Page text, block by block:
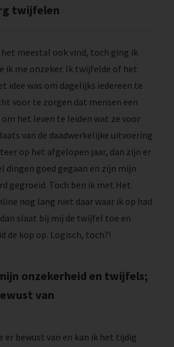
twijfelen
meestal ook vind, toch ging ik
ik me onzeker. Ik twijfelde of het
idee was om dagelijks iedereen te
voor te zorgen dat mensen een
het leven te leiden wat ze voor
van de daadwerkelijke uitvoering
op het afgelopen jaar, dan zijn er
dingen goed gegaan en zijn mijn
gegroeid. Toch ben ik met Het
nog lang niet daar waar ik op had
slaat bij mij de twijfel toe en
de kop op. Logisch, toch?!
onzekerheid en twijfels;
van
er bewust van en kan ik het tijdig